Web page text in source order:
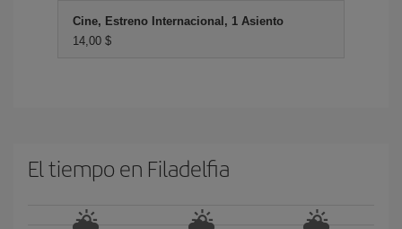
Cine, Estreno Internacional, 1 Asiento
14,00 $
El tiempo en Filadelfia